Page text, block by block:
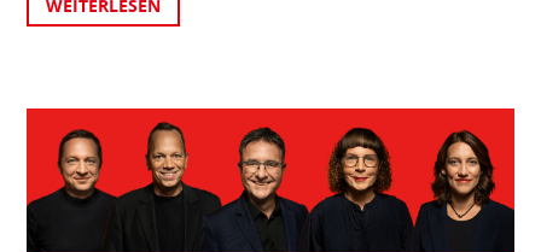
WEITERLESEN